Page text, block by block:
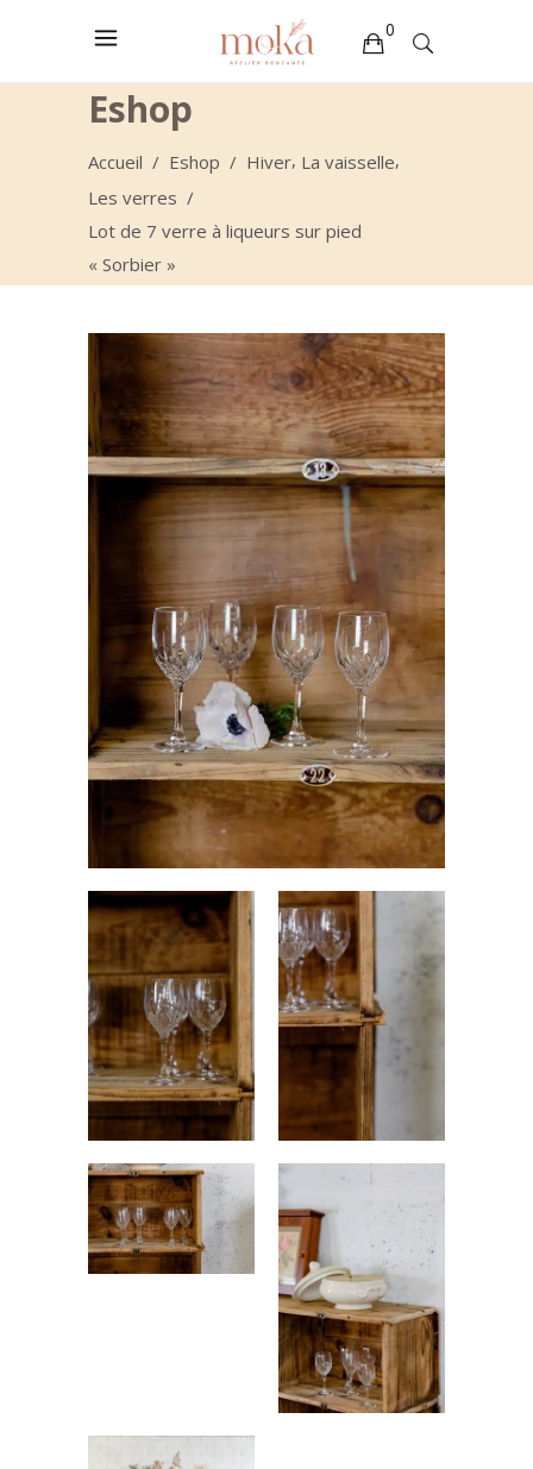
0
Votre sélection est vide
Eshop
Accueil / Eshop / Hiver, La vaisselle,
Les verres /
Lot de 7 verre à liqueurs sur pied
« Sorbier »